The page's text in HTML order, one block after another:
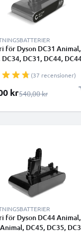
för Dyson DC31 Animal,
DC34, DC31, DC44,
- Endast lämplig för
från CELLONIC -
(37 recensioner)
krOrdinarie pris
540,00 kr
för Dyson DC44 Animal,
DC45, DC35,